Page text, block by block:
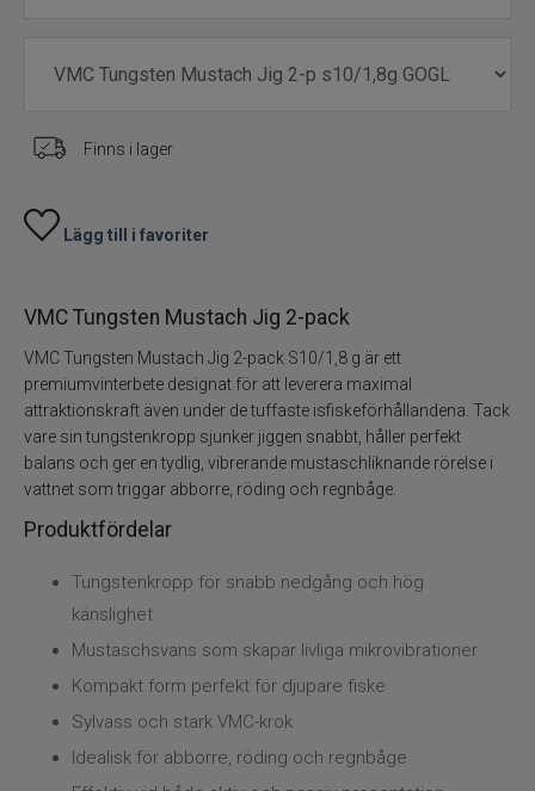
Pimpellinor
Stolryggsäckar och skryllor
Trolling
Specimenfiske
Varumärken
Finns i lager
Lägg till i favoriter
VMC Tungsten Mustach Jig 2-pack
VMC Tungsten Mustach Jig 2-pack S10/1,8 g är ett
premiumvinterbete designat för att leverera maximal
attraktionskraft även under de tuffaste isfiskeförhållandena. Tack
vare sin tungstenkropp sjunker jiggen snabbt, håller perfekt
balans och ger en tydlig, vibrerande mustaschliknande rörelse i
vattnet som triggar abborre, röding och regnbåge.
Produktfördelar
Tungstenkropp för snabb nedgång och hög
känslighet
Mustaschsvans som skapar livliga mikrovibrationer
Kompakt form perfekt för djupare fiske
Sylvass och stark VMC-krok
Idealisk för abborre, röding och regnbåge